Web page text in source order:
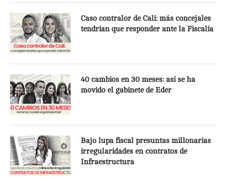
Caso contralor de Cali: más concejales
tendrían que responder ante la Fiscalía
40 cambios en 30 meses: así se ha
movido el gabinete de Eder
Bajo lupa fiscal presuntas millonarias
irregularidades en contratos de
Infraestructura